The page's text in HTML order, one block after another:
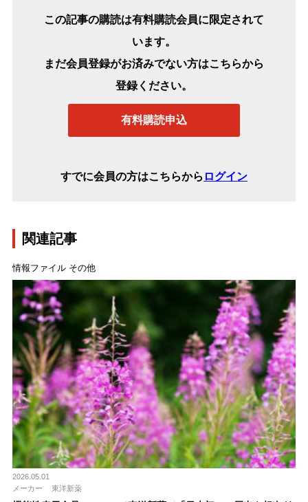
この記事の購読は有料購読会員に限定されて
います。
まだ会員登録がお済みでない方はこちらから
登録ください。
有料購読申込
すでに会員の方はこちらから ログイン
関連記事
情報ファイル その他
2026.05.01
メーカー
東洋新薬